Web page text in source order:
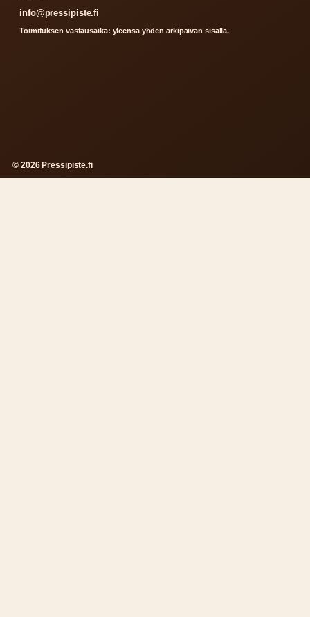
info@pressipiste.fi
Toimituksen vastausaika: yleensa yhden arkipaivan sisalla.
© 2026 Pressipiste.fi